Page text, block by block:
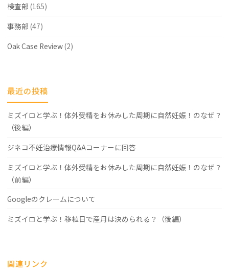
検査部 (165)
事務部 (47)
Oak Case Review(2)
最近の投稿
ミズイロと学ぶ！体外受精をお休みした周期に自然妊娠！のなぜ？
（後編）
ジネコ不妊治療情報Q&Aコーナーに回答
ミズイロと学ぶ！体外受精をお休みした周期に自然妊娠！のなぜ？
（前編）
Googleのクレームについて
ミズイロと学ぶ！移植日で産月は決められる？（後編）
関連リンク